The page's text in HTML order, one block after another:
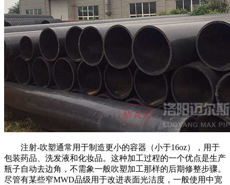
注射-吹塑通常用于制造更小的容器（小于16oz），用于
包装药品、洗发液和化妆品。这种加工过程的一个优点是生产
瓶子自动去边角，不需象一般吹塑加工那样的后期修整步骤。
尽管有某些窄MWD品级用于改进表面光洁度，一般使用中宽